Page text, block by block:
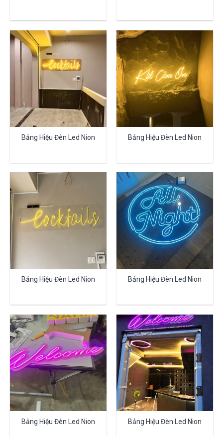
Bảng Hiệu Đèn Led Nion Bảng Hiệu Đèn Led Nion
Bảng Hiệu Đèn Led Nion Bảng Hiệu Đèn Led Nion
Bảng Hiệu Đèn Led Nion Bảng Hiệu Đèn Led Nion